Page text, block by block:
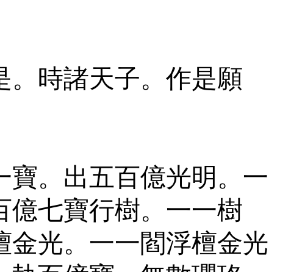
。時諸天子。作是願
寶。出五百億光明。一
億七寶行樹。一一樹
金光。一一閻浮檀金光